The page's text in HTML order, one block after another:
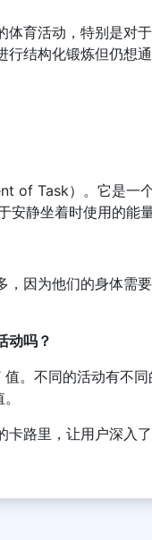
体育活动，特别是对
结构化锻炼但仍想
of Task）。它是一
静坐着时使用的能量
，因为他们的身体需
动吗？
。不同的活动有不
卡路里，让用户深入